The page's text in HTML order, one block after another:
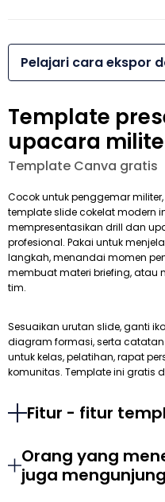
Pelajari cara ekspor
Template
upacara
Template Canva gratis
Cocok untuk penggemar
template slide cokelat modern
mempresentasikan drill dan
profesional. Pakai untuk
langkah, menandai momen
membuat materi briefing, atau
tim.
Sesuaikan urutan slide, ganti
diagram formasi, serta
untuk kelas, pelatihan, rapat
komunitas. Template ini gratis
Fitur - fitur
Orang yang
juga